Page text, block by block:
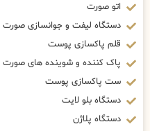
اتو صورت
دستگاه لیفت و جوانسازی صورت
قلم پاکسازی پوست
پاک کننده و شوینده های صورت
ست پاکسازی پوست
دستگاه بلو لایت
دستگاه پلاژن